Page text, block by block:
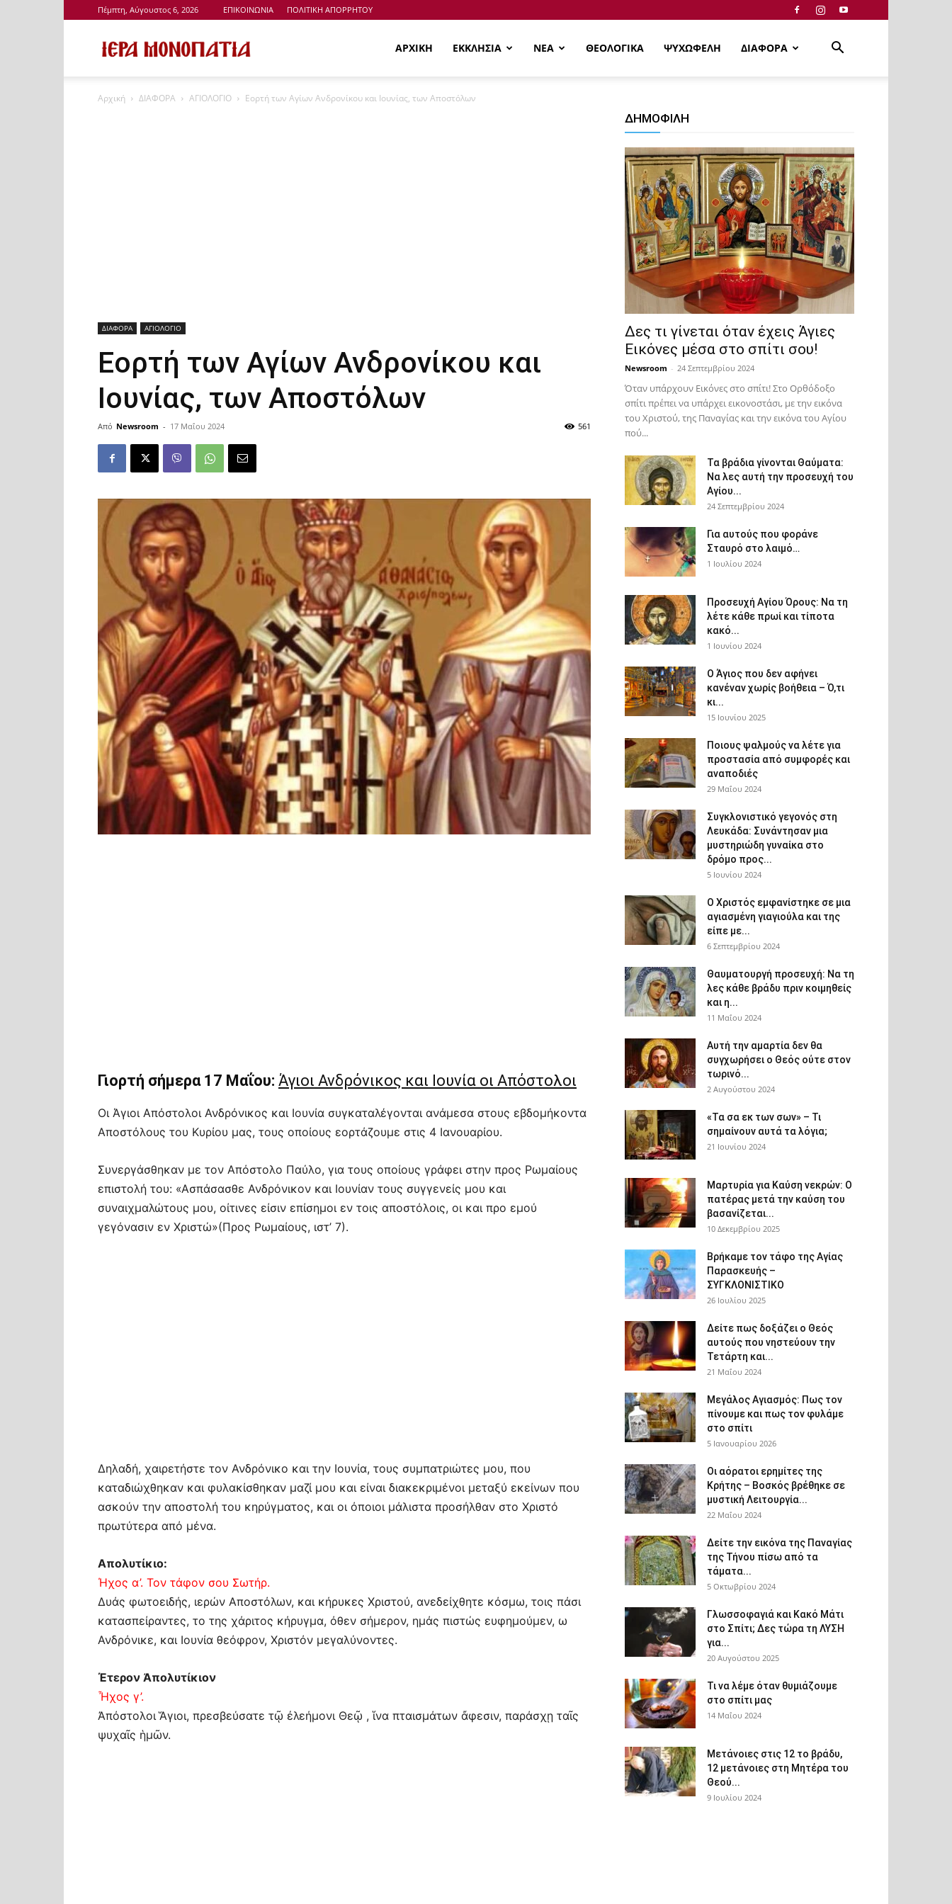
Πέμπτη, Αύγουστος 6, 2026 ΕΠΙΚΟΙΝΩΝΙΑ ΠΟΛΙΤΙΚΗ ΑΠΟΡΡΗΤΟΥ
Μονοπάτια
ΑΡΧΙΚΗ ΕΚΚΛΗΣΙΑ ΝΕΑ ΘΕΟΛΟΓΙΚΑ ΨΥΧΩΦΕΛΗ ΔΙΑΦΟΡΑ
Αρχική ΔΙΑΦΟΡΑ ΑΓΙΟΛΟΓΙΟ Εορτή των Αγίων Ανδρονίκου και Ιουνίας, των Αποστόλων
ΔΙΑΦΟΡΑ ΑΓΙΟΛΟΓΙΟ
Εορτή των Αγίων Ανδρονίκου και
Ιουνίας, των Αποστόλων
Από Newsroom - 17 Μαΐου 2024 561
Γιορτή σήμερα 17 Μαΐου: Άγιοι Ανδρόνικος και Ιουνία οι Απόστολοι
Οι Άγιοι Απόστολοι Ανδρόνικος και Ιουνία συγκαταλέγονται ανάμεσα στους εβδομήκοντα
Αποστόλους του Κυρίου μας, τους οποίους εορτάζουμε στις 4 Ιανουαρίου.
Συνεργάσθηκαν με τον Απόστολο Παύλο, για τους οποίους γράφει στην προς Ρωμαίους
επιστολή του: «Ασπάσασθε Ανδρόνικον και Ιουνίαν τους συγγενείς μου και
συναιχμαλώτους μου, οίτινες είσιν επίσημοι εν τοις αποστόλοις, οι και προ εμού
γεγόνασιν εν Χριστώ»(Προς Ρωμαίους, ιστ’ 7).
Δηλαδή, χαιρετήστε τον Ανδρόνικο και την Ιουνία, τους συμπατριώτες μου, που
καταδιώχθηκαν και φυλακίσθηκαν μαζί μου και είναι διακεκριμένοι μεταξύ εκείνων που
ασκούν την αποστολή του κηρύγματος, και οι όποιοι μάλιστα προσήλθαν στο Χριστό
πρωτύτερα από μένα.
Απολυτίκιο:
Ήχος α’. Τον τάφον σου Σωτήρ.
Δυάς φωτοειδής, ιερών Αποστόλων, και κήρυκες Χριστού, ανεδείχθητε κόσμω, τοις πάσι
κατασπείραντες, το της χάριτος κήρυγμα, όθεν σήμερον, ημάς πιστώς ευφημούμεν, ω
Ανδρόνικε, και Ιουνία θεόφρον, Χριστόν μεγαλύνοντες.
Έτερον Ἀπολυτίκιον
Ἦχος γ’.
Ἀπόστολοι Ἅγιοι, πρεσβεύσατε τῷ ἐλεήμονι Θεῷ , ἵνα πταισμάτων ἄφεσιν, παράσχῃ ταῖς
ψυχαῖς ἡμῶν.
ΔΗΜΟΦΙΛΗ
Δες τι γίνεται όταν έχεις Άγιες
Εικόνες μέσα στο σπίτι σου!
Newsroom - 24 Σεπτεμβρίου 2024
Όταν υπάρχουν Εικόνες στο σπίτι! Στο Ορθόδοξο
σπίτι πρέπει να υπάρχει εικονοστάσι, με την εικόνα
του Χριστού, της Παν­αγίας και την εικόνα του Αγίου
πού...
Τα βράδια γίνονται Θαύματα:
Να λες αυτή την προσευχή του
Αγίου...
24 Σεπτεμβρίου 2024
Για αυτούς που φοράνε
Σταυρό στο λαιμό…
1 Ιουλίου 2024
Προσευχή Αγίου Όρους: Να τη
λέτε κάθε πρωί και τίποτα
κακό...
1 Ιουνίου 2024
Ο Άγιος που δεν αφήνει
κανέναν χωρίς βοήθεια – Ό,τι
κι...
15 Ιουνίου 2025
Ποιους ψαλμούς να λέτε για
προστασία από συμφορές και
αναποδιές
29 Μαΐου 2024
Συγκλονιστικό γεγονός στη
Λευκάδα: Συνάντησαν μια
μυστηριώδη γυναίκα στο
δρόμο προς...
5 Ιουνίου 2024
Ο Χριστός εμφανίστηκε σε μια
αγιασμένη γιαγιούλα και της
είπε με...
6 Σεπτεμβρίου 2024
Θαυματουργή προσευχή: Να τη
λες κάθε βράδυ πριν κοιμηθείς
και η...
11 Μαΐου 2024
Αυτή την αμαρτία δεν θα
συγχωρήσει ο Θεός ούτε στον
τωρινό...
2 Αυγούστου 2024
«Τα σα εκ των σων» – Τι
σημαίνουν αυτά τα λόγια;
21 Ιουνίου 2024
Μαρτυρία για Καύση νεκρών: Ο
πατέρας μετά την καύση του
βασανίζεται...
10 Δεκεμβρίου 2025
Βρήκαμε τον τάφο της Αγίας
Παρασκευής –
ΣΥΓΚΛΟΝΙΣΤΙΚΟ
26 Ιουλίου 2025
Δείτε πως δοξάζει ο Θεός
αυτούς που νηστεύουν την
Τετάρτη και...
21 Μαΐου 2024
Μεγάλος Αγιασμός: Πως τον
πίνουμε και πως τον φυλάμε
στο σπίτι
5 Ιανουαρίου 2026
Οι αόρατοι ερημίτες της
Κρήτης – Βοσκός βρέθηκε σε
μυστική Λειτουργία...
22 Μαΐου 2024
Δείτε την εικόνα της Παναγίας
της Τήνου πίσω από τα
τάματα...
5 Οκτωβρίου 2024
Γλωσσοφαγιά και Κακό Μάτι
στο Σπίτι; Δες τώρα τη ΛΥΣΗ
για...
20 Αυγούστου 2025
Τι να λέμε όταν θυμιάζουμε
στο σπίτι μας
14 Μαΐου 2024
Μετάνοιες στις 12 το βράδυ,
12 μετάνοιες στη Μητέρα του
Θεού...
9 Ιουλίου 2024